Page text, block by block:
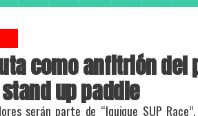
como anfitrión del
up paddle
serán parte de “Iquique SUP